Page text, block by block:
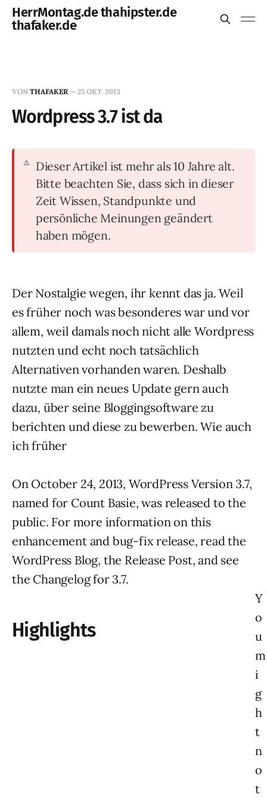
HerrMontag.de thahipster.de
thafaker.de
VON THAFAKER — 25 OKT. 2013
Wordpress 3.7 ist da
Dieser Artikel ist mehr als 10 Jahre alt.
Bitte beachten Sie, dass sich in dieser
Zeit Wissen, Standpunkte und
persönliche Meinungen geändert
haben mögen.
Der Nostalgie wegen, ihr kennt das ja. Weil
es früher noch was besonderes war und vor
allem, weil damals noch nicht alle Wordpress
nutzten und echt noch tatsächlich
Alternativen vorhanden waren. Deshalb
nutzte man ein neues Update gern auch
dazu, über seine Bloggingsoftware zu
berichten und diese zu bewerben. Wie auch
ich früher
On October 24, 2013, WordPress Version 3.7,
named for Count Basie, was released to the
public. For more information on this
enhancement and bug-fix release, read the
WordPress Blog, the Release Post, and see
the Changelog for 3.7.
Highlights
Y
o
u
m
i
g
h
t
n
o
t